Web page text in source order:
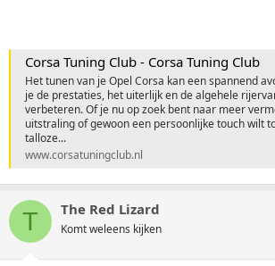
Corsa Tuning Club - Corsa Tuning Club
Het tunen van je Opel Corsa kan een spannend
je de prestaties, het uiterlijk en de algehele
verbeteren. Of je nu op zoek bent naar meer
uitstraling of gewoon een persoonlijke touch wilt
talloze...
www.corsatuningclub.nl
T The Red Lizard
Komt weleens kijken